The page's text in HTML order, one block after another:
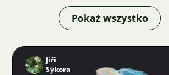
Pokaż wszystko
Jiří
Sýkora